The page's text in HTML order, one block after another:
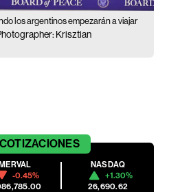
los argentinos empezarán a viajar
Krisztian
COTIZACIONES
-0.45%
NASDAQ
+1.30%
26,690.62